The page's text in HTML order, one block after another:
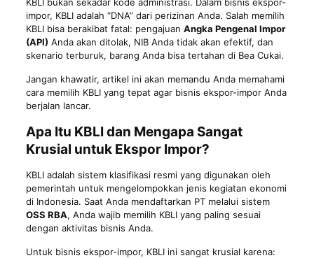
impor, KBLI adalah “DNA” dari perizinan Anda. Salah memilih
KBLI bisa berakibat fatal: pengajuan Angka Pengenal Impor
(API) Anda akan ditolak, NIB Anda tidak akan efektif, dan
skenario terburuk, barang Anda bisa tertahan di Bea Cukai.
Jangan khawatir, artikel ini akan memandu Anda memahami
cara memilih KBLI yang tepat agar bisnis ekspor-impor Anda
berjalan lancar.
Apa Itu KBLI dan Mengapa Sangat
Krusial untuk Ekspor Impor?
KBLI adalah sistem klasifikasi resmi yang digunakan oleh
pemerintah untuk mengelompokkan jenis kegiatan ekonomi
di Indonesia. Saat Anda mendaftarkan PT melalui sistem
OSS RBA, Anda wajib memilih KBLI yang paling sesuai
dengan aktivitas bisnis Anda.
Untuk bisnis ekspor-impor, KBLI ini sangat krusial karena: